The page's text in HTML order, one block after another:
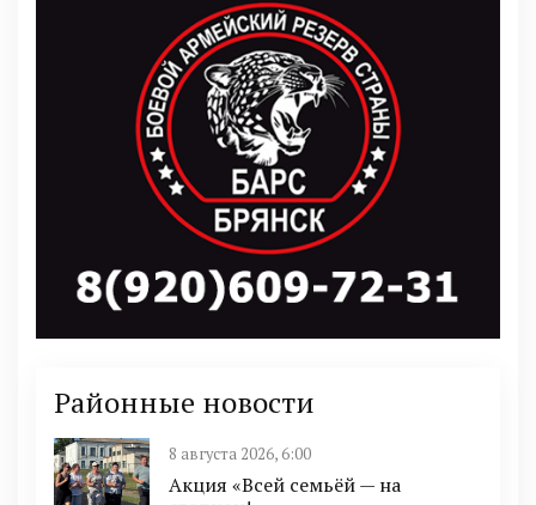
Районные новости
8 августа 2026, 6:00
Акция «Всей семьёй — на